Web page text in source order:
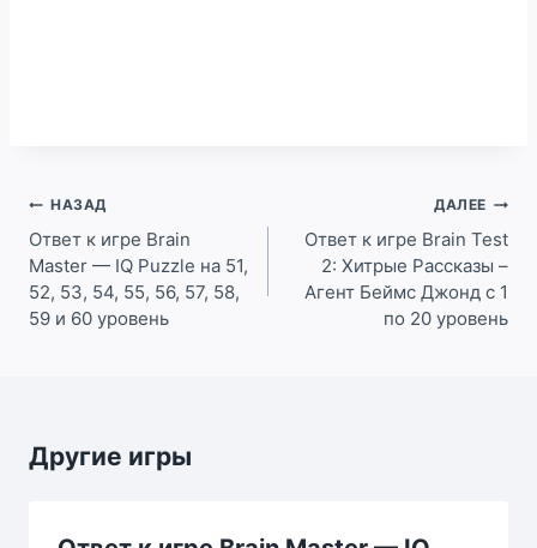
Навигация
по
записям
НАЗАД
Ответ к игре Brain
Master — IQ Puzzle на 51,
52, 53, 54, 55, 56, 57, 58,
59 и 60 уровень
ДАЛЕЕ
Ответ к игре Brain Test
2: Хитрые Рассказы –
Агент Беймс Джонд c 1
по 20 уровень
Другие игры